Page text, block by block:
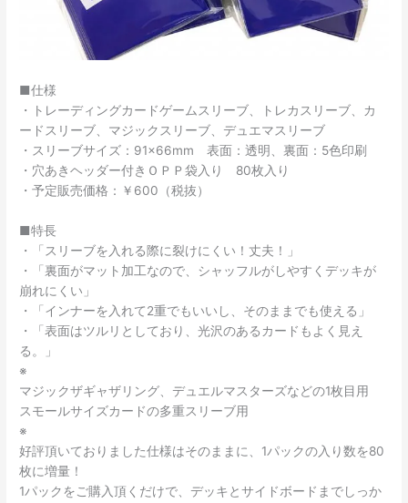
■仕様
・トレーディングカードゲームスリーブ、トレカスリーブ、カ
ードスリーブ、マジックスリーブ、デュエマスリーブ
・スリーブサイズ：91×66mm 表面：透明、裏面：5色印刷
・穴あきヘッダー付きＯＰＰ袋入り 80枚入り
・予定販売価格：￥600（税抜）
■特長
・「スリーブを入れる際に裂けにくい！丈夫！」
・「裏面がマット加工なので、シャッフルがしやすくデッキが
崩れにくい」
・「インナーを入れて2重でもいいし、そのままでも使える」
・「表面はツルリとしており、光沢のあるカードもよく見え
る。」
※
マジックザギャザリング、デュエルマスターズなどの1枚目用
スモールサイズカードの多重スリーブ用
※
好評頂いておりました仕様はそのままに、1パックの入り数を80
枚に増量！
1パックをご購入頂くだけで、デッキとサイドボードまでしっか